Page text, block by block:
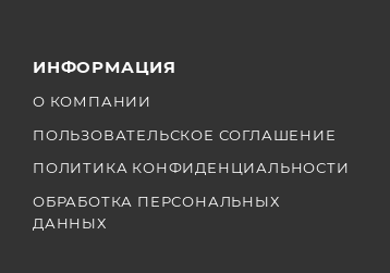
ИНФОРМАЦИЯ
О КОМПАНИИ
ПОЛЬЗОВАТЕЛЬСКОЕ СОГЛАШЕНИЕ
ПОЛИТИКА КОНФИДЕНЦИАЛЬНОСТИ
ОБРАБОТКА ПЕРСОНАЛЬНЫХ
ДАННЫХ